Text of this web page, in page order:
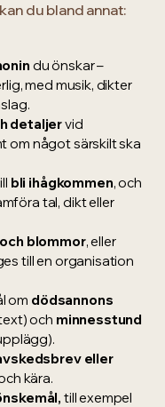
du bland annat:
du önskar –
med musik, dikter
detaljervid
om något särskilt ska
bli ihågkommen, och
tal, dikt eller
blommor, eller
till en organisation
om dödsannons
och minnesstund
eller
kära.
till exempel